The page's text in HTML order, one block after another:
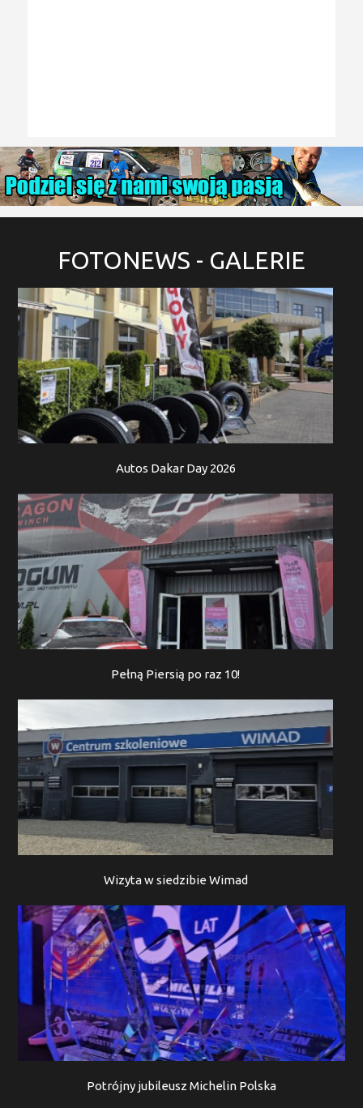
FOTONEWS - GALERIE
Autos Dakar Day 2026
Pełną Piersią po raz 10!
Wizyta w siedzibie Wimad
Potrójny jubileusz Michelin Polska